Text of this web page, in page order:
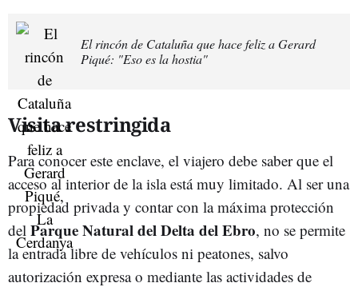
El rincón de Cataluña que hace feliz a Gerard
Piqué: "Eso es la hostia"
Visita restringida
Para conocer este enclave, el viajero debe saber que el
acceso al interior de la isla está muy limitado. Al ser una
propiedad privada y contar con la máxima protección
del Parque Natural del Delta del Ebro, no se permite
la entrada libre de vehículos ni peatones, salvo
autorización expresa o mediante las actividades de